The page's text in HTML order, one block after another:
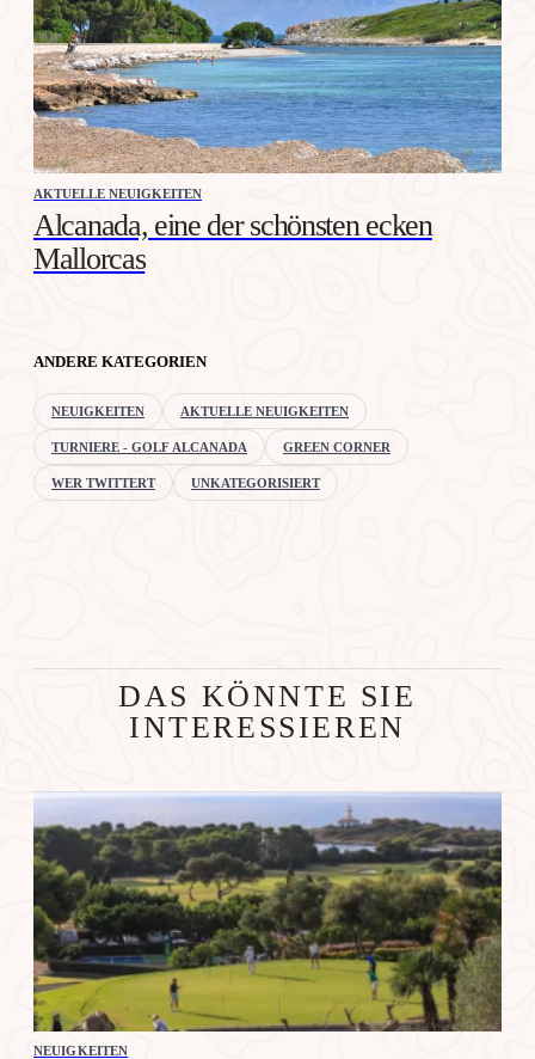
AKTUELLE NEUIGKEITEN
Alcanada, eine der schönsten ecken
Mallorcas
ANDERE KATEGORIEN
NEUIGKEITEN AKTUELLE NEUIGKEITEN
TURNIERE - GOLF ALCANADA GREEN CORNER
WER TWITTERT UNKATEGORISIERT
DAS KÖNNTE SIE
INTERESSIEREN
NEUIGKEITEN